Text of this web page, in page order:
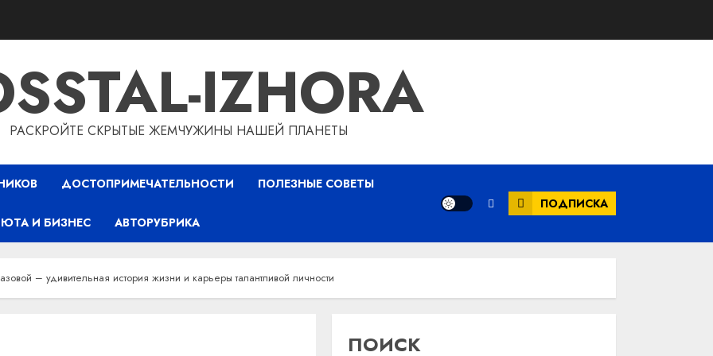
IZHORA
РАСКРОЙТЕ СКРЫТЫЕ ЖЕМЧУЖИНЫ НАШЕЙ ПЛАНЕТЫ
ДОСТОПРИМЕЧАТЕЛЬНОСТИ ПОЛЕЗНЫЕ СОВЕТЫ
И БИЗНЕС АВТОРУБРИКА
ПОДПИСКА
– удивительная история жизни и карьеры талантливой личности
ПОИСК